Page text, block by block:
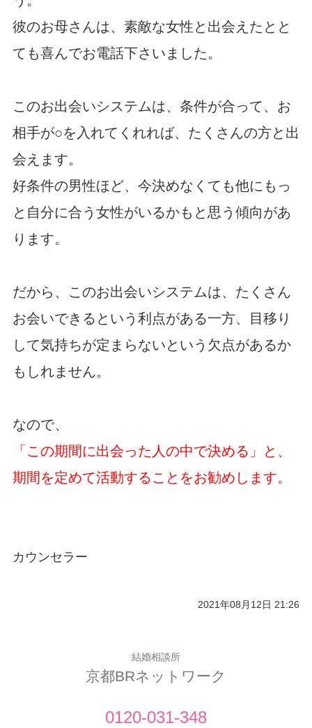
彼のお母さんは、素敵な女性と出会えたとと
ても喜んでお電話下さいました。
このお出会いシステムは、条件が合って、お
相手が○を入れてくれれば、たくさんの方と出
会えます。
好条件の男性ほど、今決めなくても他にもっ
と自分に合う女性がいるかもと思う傾向があ
ります。
だから、このお出会いシステムは、たくさん
お会いできるという利点がある一方、目移り
して気持ちが定まらないという欠点があるか
もしれません。
なので、
「この期間に出会った人の中で決める」と、
期間を定めて活動することをお勧めします。
カウンセラー
2021年08月12日 21:26
結婚相談所
京都BRネットワーク
0120-031-348